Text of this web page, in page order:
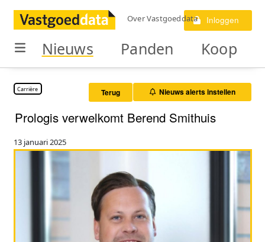
Over Vastgoeddata Inloggen
Nieuws Panden Koop
Carrière Terug Nieuws alerts instellen
Prologis verwelkomt Berend Smithuis
13 januari 2025